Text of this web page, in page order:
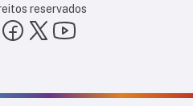
reservados